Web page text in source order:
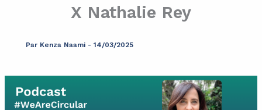
X Nathalie Rey
Par Kenza Naami - 14/03/2025